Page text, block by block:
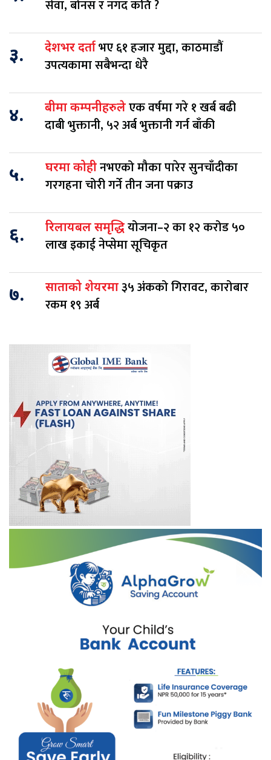
सेवा, बोनस र नगद कति ?
३. देशभर दर्ताभए ६१ हजार मुद्दा, काठमाडौं
उपत्यकामा सबैभन्दा धेरै
४. बीमा कम्पनीहरुलेएक वर्षमा गरे १ खर्ब बढी
दाबी भुक्तानी, ५२ अर्ब भुक्तानी गर्न बाँकी
५. घरमा कोहीनभएको मौका पारेर सुनचाँदीका
गरगहना चोरी गर्ने तीन जना पक्राउ
६. रिलायबल समृद्धियोजना–२ का १२ करोड ५०
लाख इकाई नेप्सेमा सूचिकृत
७. साताको शेयरमा३५ अंकको गिरावट, कारोबार
रकम १९ अर्ब